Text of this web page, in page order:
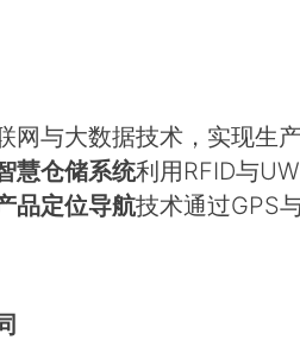
与大数据技术，实现生
慧仓储系统利用RFID与
品定位导航技术通过GPS